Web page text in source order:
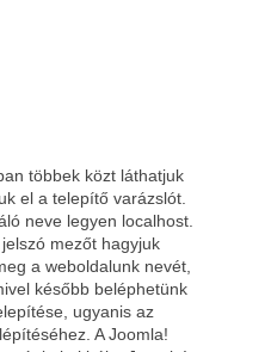
többek közt láthatjuk
el a telepítő varázslót.
neve legyen localhost.
mezőt hagyjuk
a weboldalunk nevét,
később beléphetünk
ugyanis az
A Joomla!